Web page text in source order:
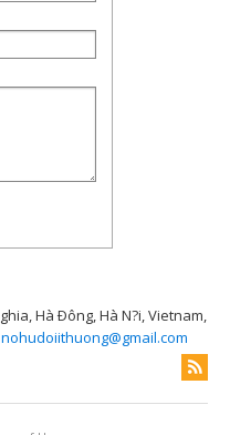
Hà Ðông, Hà N?i, Vietnam,
nohudoiithuong@gmail.com